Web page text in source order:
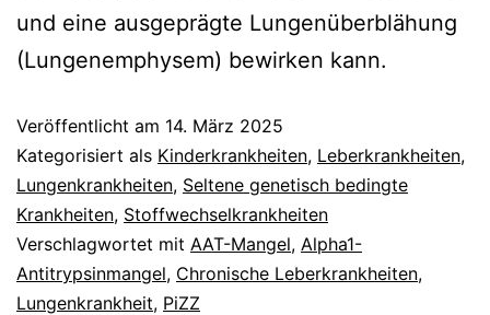
und eine ausgeprägte Lungenüberblähung
(Lungenemphysem) bewirken kann.
Veröffentlicht am 14. März 2025
Kategorisiert als Kinderkrankheiten, Leberkrankheiten,
Lungenkrankheiten, Seltene genetisch bedingte
Krankheiten, Stoffwechselkrankheiten
Verschlagwortet mit AAT-Mangel, Alpha1-
Antitrypsinmangel, Chronische Leberkrankheiten,
Lungenkrankheit, PiZZ